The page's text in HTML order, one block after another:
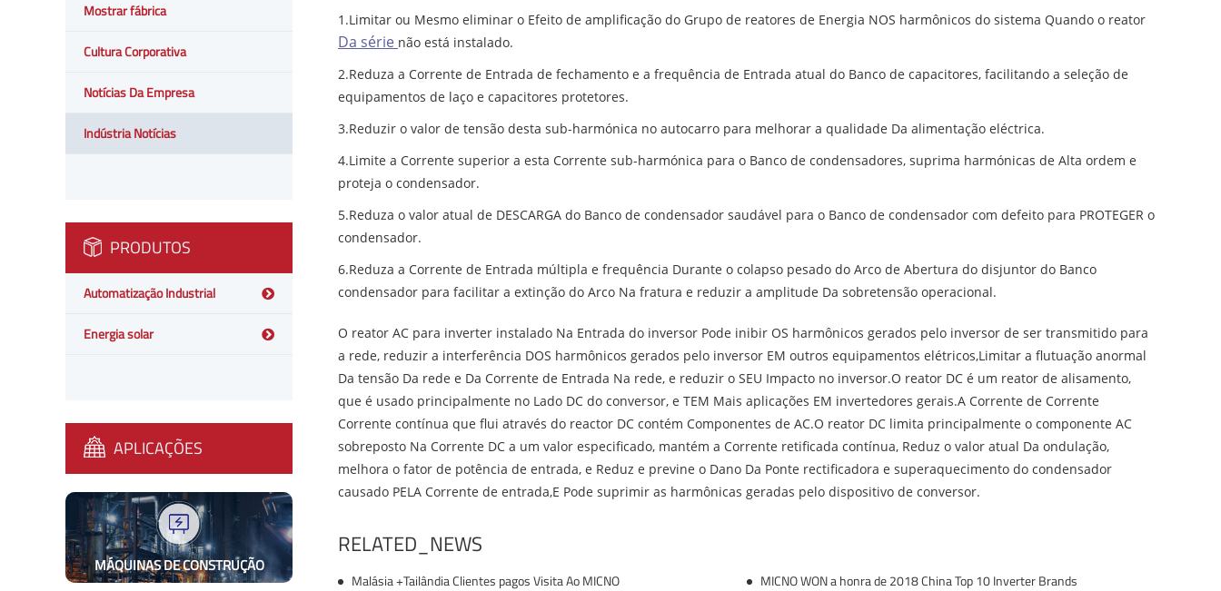
Mostrar fábrica
Cultura Corporativa
Notícias Da Empresa
Indústria Notícias
PRODUTOS
Automatização Industrial
Energia solar
APLICAÇÕES
MÁQUINAS DE CONSTRUÇÃO
1.Limitar ou Mesmo eliminar o Efeito de amplificação do Grupo de reatores de Energia NOS harmônicos do sistema Quando o reator
Da série não está instalado.
2.Reduza a Corrente de Entrada de fechamento e a frequência de Entrada atual do Banco de capacitores, facilitando a seleção de
equipamentos de laço e capacitores protetores.
3.Reduzir o valor de tensão desta sub-harmónica no autocarro para melhorar a qualidade Da alimentação eléctrica.
4.Limite a Corrente superior a esta Corrente sub-harmónica para o Banco de condensadores, suprima harmónicas de Alta ordem e
proteja o condensador.
5.Reduza o valor atual de DESCARGA do Banco de condensador saudável para o Banco de condensador com defeito para PROTEGER o
condensador.
6.Reduza a Corrente de Entrada múltipla e frequência Durante o colapso pesado do Arco de Abertura do disjuntor do Banco
condensador para facilitar a extinção do Arco Na fratura e reduzir a amplitude Da sobretensão operacional.
O reator AC para inverter instalado Na Entrada do inversor Pode inibir OS harmônicos gerados pelo inversor de ser transmitido para
a rede, reduzir a interferência DOS harmônicos gerados pelo inversor EM outros equipamentos elétricos,Limitar a flutuação anormal
Da tensão Da rede e Da Corrente de Entrada Na rede, e reduzir o SEU Impacto no inversor.O reator DC é um reator de alisamento,
que é usado principalmente no Lado DC do conversor, e TEM Mais aplicações EM invertedores gerais.A Corrente de Corrente
Corrente contínua que flui através do reactor DC contém Componentes de AC.O reator DC limita principalmente o componente AC
sobreposto Na Corrente DC a um valor especificado, mantém a Corrente retificada contínua, Reduz o valor atual Da ondulação,
melhora o fator de potência de entrada, e Reduz e previne o Dano Da Ponte rectificadora e superaquecimento do condensador
causado PELA Corrente de entrada,E Pode suprimir as harmônicas geradas pelo dispositivo de conversor.
RELATED_NEWS
Malásia +Tailândia Clientes pagos Visita Ao MICNO
MICNO WON a honra de 2018 China Top 10 Inverter Brands